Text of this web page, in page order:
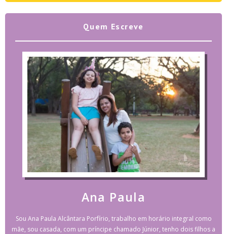
Quem Escreve
Ana Paula
Sou Ana Paula Alcântara Porfírio, trabalho em horário integral como
mãe, sou casada, com um príncipe chamado Júnior, tenho dois filhos a